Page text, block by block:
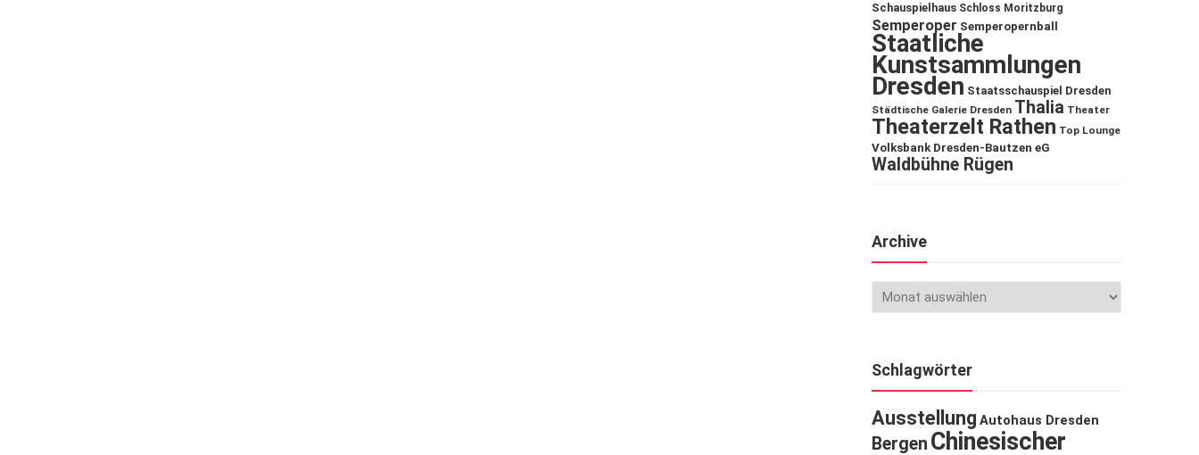
Schauspielhaus Schloss Moritzburg
Semperoper Semperopernball
Staatliche
Kunstsammlungen
Dresden Staatsschauspiel Dresden
Städtische Galerie Dresden Thalia Theater
Theaterzelt Rathen Top Lounge
Volksbank Dresden-Bautzen eG
Waldbühne Rügen
Archive
Schlagwörter
Ausstellung Autohaus Dresden
Bergen Chinesischer